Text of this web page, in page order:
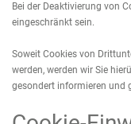
Bei der Deaktivierung von
eingeschränkt sein.
Soweit Cookies von
werden, werden wir Sie
gesondert informieren und